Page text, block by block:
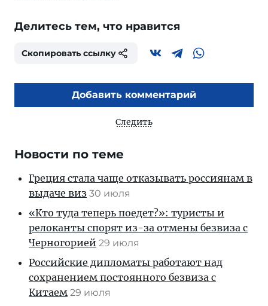
Делитесь тем, что нравится
Скопировать ссылку
Добавить комментарий
Следить
Новости по теме
Греция стала чаще отказывать россиянам в
выдаче виз 30 июля
«Кто туда теперь поедет?»: туристы и
релоканты спорят из-за отмены безвиза с
Черногорией 29 июля
Российские дипломаты работают над
сохранением постоянного безвиза с
Китаем 29 июля